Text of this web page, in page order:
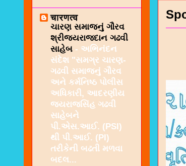
चारणत्व
ચારણ સમાજનું ગૌરવ
શ્રીજયરાજદાન ગઢવી
સાહેબ - અભિનંદન
સંદેશ "સમગ્ર ચારણ-
ગઢવી સમાજનું ગૌરવ
અને કર્મનિષ્ઠ પોલીસ
અધિકારી, આદરણીય
જયરાજસિંહ ગઢવી
સાહેબને
પી.એસ.આઈ. (PSI)
થી પી.આઈ. (PI)
તરીકેની બઢતી મળવા
બદલ...